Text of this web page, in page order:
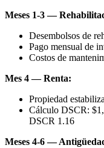
Meses 1-3 —
Desembolsos de
Pago mensual de
Costos de
Mes 4 — Renta:
Propiedad
Cálculo DSCR:
DSCR 1.16
Meses 4-6 —